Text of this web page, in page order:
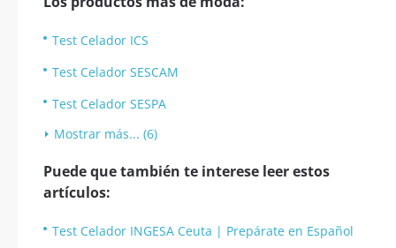
Test Celador ICS
Test Celador SESCAM
Test Celador SESPA
Mostrar más... (6)
Puede que también te interese leer estos
artículos:
Test Celador INGESA Ceuta | Prepárate en Español